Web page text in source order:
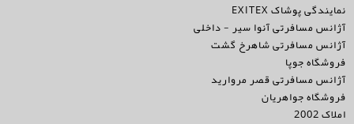
نمایندگی پوشاک EXITEX
آژانس مسافرتی آنوا سیر - داخلی
آژانس مسافرتی شاهرخ گشت
فروشگاه جوپا
آژانس مسافرتی قصر مروارید
فروشگاه جواهریان
املاک 2002